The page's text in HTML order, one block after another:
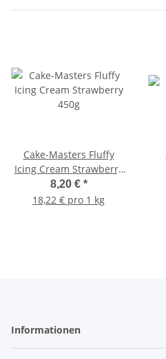
Cake-Masters Fluffy
Icing Cream Strawberry
450g
8,20 € *
18,22 € pro 1 kg
Informationen